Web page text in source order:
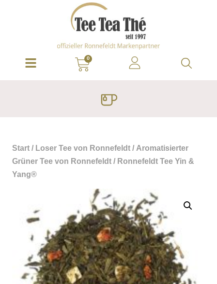
0
Start / Loser Tee von Ronnefeldt / Aromatisierter
Grüner Tee von Ronnefeldt / Ronnefeldt Tee Yin &
Yang®